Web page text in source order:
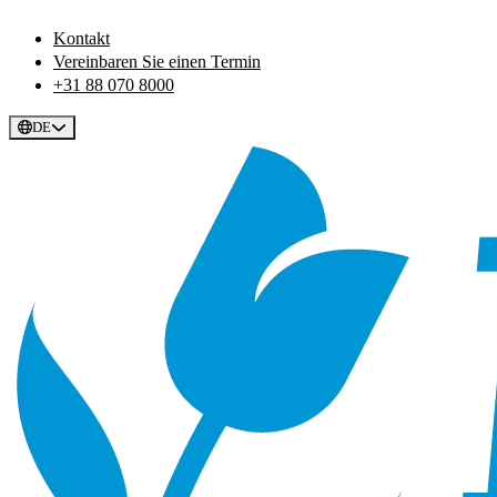
Kontakt
Vereinbaren Sie einen Termin
+31 88 070 8000
DE